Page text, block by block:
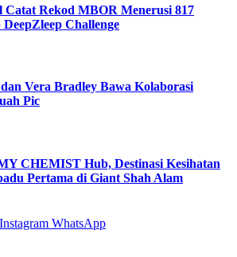
Rekod MBOR Menerusi 817
Challenge
Vera Bradley Bawa Kolaborasi
Pic
CHEMIST Hub, Destinasi Kesihatan
Pertama di Giant Shah Alam
Instagram WhatsApp